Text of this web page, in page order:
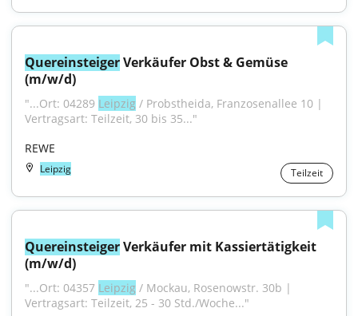
Quereinsteiger Verkäufer Obst & Gemüse
(m/w/d)
"...Ort: 04289 Leipzig / Probstheida, Franzosenallee 10 |
Vertragsart: Teilzeit, 30 bis 35..."
REWE
Leipzig Teilzeit
Quereinsteiger Verkäufer mit Kassiertätigkeit
(m/w/d)
"...Ort: 04357 Leipzig / Mockau, Rosenowstr. 30b |
Vertragsart: Teilzeit, 25 - 30 Std./Woche..."